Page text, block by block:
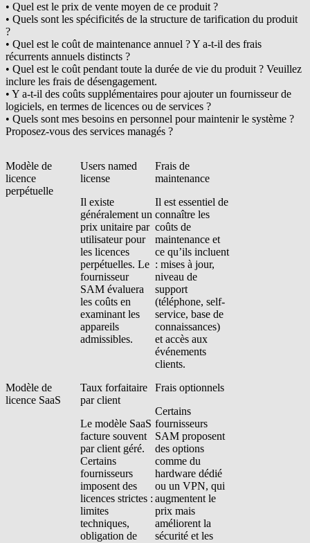
• Quel est le prix de vente moyen de ce produit ?
• Quels sont les spécificités de la structure de tarification du produit
?
• Quel est le coût de maintenance annuel ? Y a-t-il des frais
récurrents annuels distincts ?
• Quel est le coût pendant toute la durée de vie du produit ? Veuillez
inclure les frais de désengagement.
• Y a-t-il des coûts supplémentaires pour ajouter un fournisseur de
logiciels, en termes de licences ou de services ?
• Quels sont mes besoins en personnel pour maintenir le système ?
Proposez-vous des services managés ?
Modèle de
licence
perpétuelle
Users named
license
Il existe
généralement un
prix unitaire par
utilisateur pour
les licences
perpétuelles. Le
fournisseur
SAM évaluera
les coûts en
examinant les
appareils
admissibles.
Frais de
maintenance
Il est essentiel de
connaître les
coûts de
maintenance et
ce qu’ils incluent
: mises à jour,
niveau de
support
(téléphone, self-
service, base de
connaissances)
et accès aux
événements
clients.
Modèle de
licence SaaS
Taux forfaitaire
par client
Le modèle SaaS
facture souvent
par client géré.
Certains
fournisseurs
imposent des
licences strictes :
limites
techniques,
obligation de
Frais optionnels
Certains
fournisseurs
SAM proposent
des options
comme du
hardware dédié
ou un VPN, qui
augmentent le
prix mais
améliorent la
sécurité et les